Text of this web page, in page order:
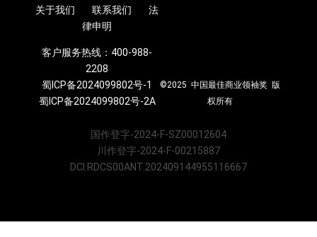
关于我们 联系我们 法
律申明
客户服务热线：400-988-
2208
蜀ICP备2024099802号-1
蜀ICP备2024099802号-2A
©2025 中国最佳商业领袖奖 版
权所有
国作登字-2024-F-SZ00012604
川作登字-2024-F-00215887
DCI:RDCS00ANT.202409144955116667